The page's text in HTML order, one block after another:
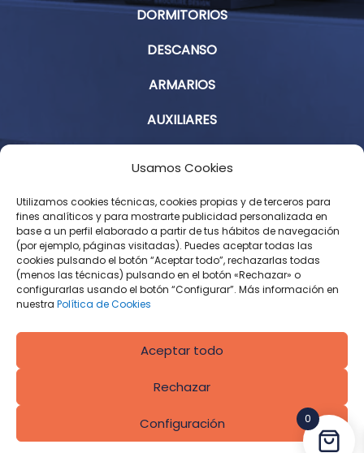
Usamos Cookies
Utilizamos cookies técnicas, cookies propias y de terceros para
fines analíticos y para mostrarte publicidad personalizada en
base a un perfil elaborado a partir de tus hábitos de navegación
(por ejemplo, páginas visitadas). Puedes aceptar todas las
cookies pulsando el botón “Aceptar todo”, rechazarlas todas
(menos las técnicas) pulsando en el botón «Rechazar» o
configurarlas usando el botón “Configurar”. Más información en
nuestra Política de Cookies
Aceptar todo
Rechazar
Configuración
DORMITORIOS
DESCANSO
ARMARIOS
AUXILIARES
Aviso Legal
Política de Privacidad
Condiciones Generales de Contratación
Política de Cookies
Derecho de desistimiento
Diseñado porCROS Solutions 0